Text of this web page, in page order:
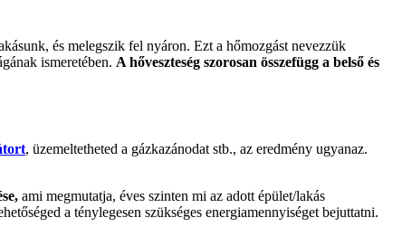
és melegszik fel nyáron. Ezt a hőmozgást nevezzük
ismeretében. A hőveszteség szorosan összefügg a belső és
, üzemeltetheted a gázkazánodat stb., az eredmény ugyanaz.
ami megmutatja, éves szinten mi az adott épület/lakás
a ténylegesen szükséges energiamennyiséget bejuttatni.